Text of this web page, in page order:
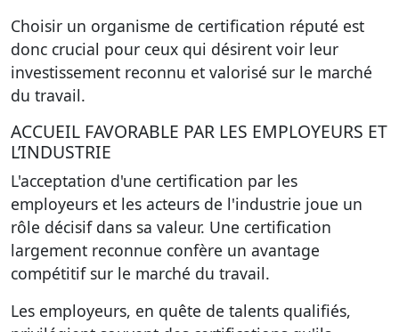
Choisir un organisme de certification réputé est
donc crucial pour ceux qui désirent voir leur
investissement reconnu et valorisé sur le marché
du travail.
ACCUEIL FAVORABLE PAR LES EMPLOYEURS ET
L’INDUSTRIE
L'acceptation d'une certification par les
employeurs et les acteurs de l'industrie joue un
rôle décisif dans sa valeur. Une certification
largement reconnue confère un avantage
compétitif sur le marché du travail.
Les employeurs, en quête de talents qualifiés,